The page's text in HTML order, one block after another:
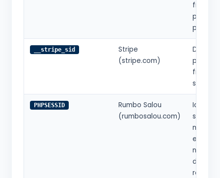
fraude
pagos.
__stripe_sid
Stripe
(stripe.com)
fraude
sesión
PHPSESSID
Rumbo Salou
(rumbosalou.com)
sesión
estado
reserva.